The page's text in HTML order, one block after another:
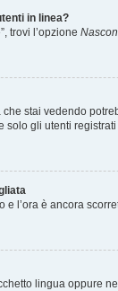
in linea?
trovi l’opzione
che stai vedendo
solo gli utenti
l’ora è ancora
lingua oppure